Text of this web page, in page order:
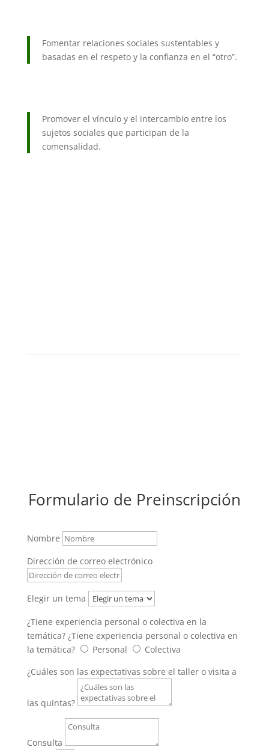
Fomentar relaciones sociales sustentables y
basadas en el respeto y la confianza en el “otro”.
Promover el vínculo y el intercambio entre los
sujetos sociales que participan de la
comensalidad.
Formulario de Preinscripción
Nombre
Dirección de correo electrónico
Elegir un tema
¿Tiene experiencia personal o colectiva en la
temática? ¿Tiene experiencia personal o colectiva en
la temática?
Personal
Colectiva
¿Cuáles son las expectativas sobre el taller o visita a
las quintas?
Consulta